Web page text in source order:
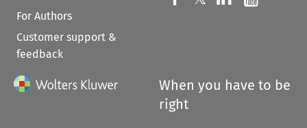
For Authors
Customer support &
feedback
When you have to be
right